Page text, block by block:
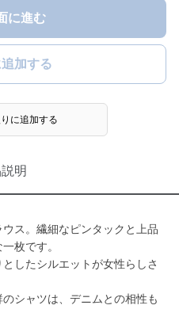
に進む
加する
に追加する
明
ス。繊細なピンタックと上品
枚です。
したシルエットが女性らしさ
シャツは、デニムとの相性も